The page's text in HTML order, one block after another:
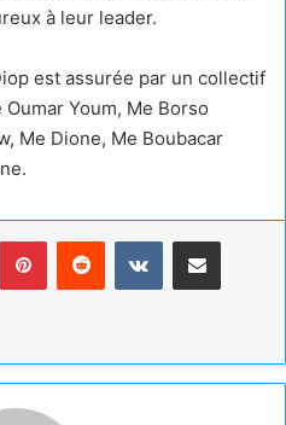
à leur leader.
est assurée par un collectif
Youm, Me Borso
Me Dione, Me Boubacar
PinterestReddit VKontaktePartager par email